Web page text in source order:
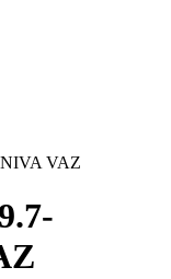
NIVA VAZ